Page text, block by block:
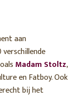
aan
Madam Stoltz,
en Fatboy. Ook
bij het